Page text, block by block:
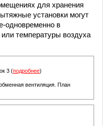
для хранения
установки могут
одновременно в
температуры воздуха
3 (подробнее)
вентиляция. План